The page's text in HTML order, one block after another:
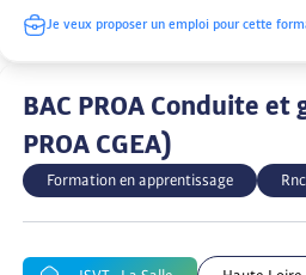
Je veux proposer un emploi pour cette
BAC PROA Conduite
PROA CGEA)
Formation en apprentissage